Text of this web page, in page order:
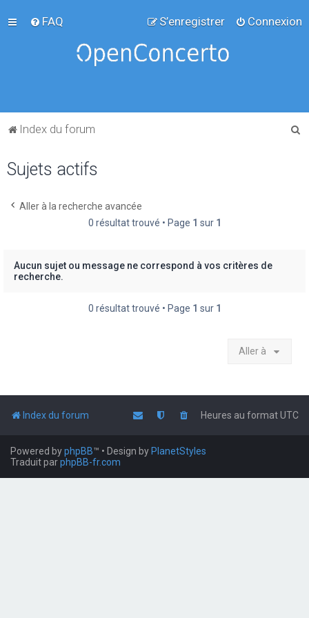
FAQ Connexion
S’enregistrer
Index du forum
Sujets actifs
Aller à la recherche avancée
0 résultat trouvé • Page 1 sur 1
Aucun sujet ou message ne correspond à vos critères de
recherche.
0 résultat trouvé • Page 1 sur 1
Aller à
Index du forum Heures au formatUTC
Powered byphpBB™ • Design by PlanetStyles
Traduit parphpBB-fr.com